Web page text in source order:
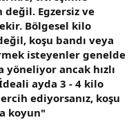
Egzersiz ve
Bölgesel kilo
koşu bandı veya
isteyenler genelde
yöneliyor ancak hızlı
ayda 3 - 4 kilo
ediyorsanız, koşu
koyun"